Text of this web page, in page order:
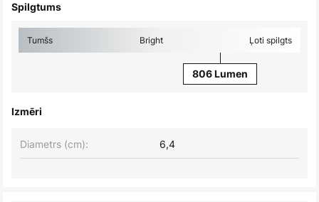
Spilgtums
Tumšs Bright Ļoti spilgts
806 Lumen
Izmēri
Diametrs (cm): 6,4